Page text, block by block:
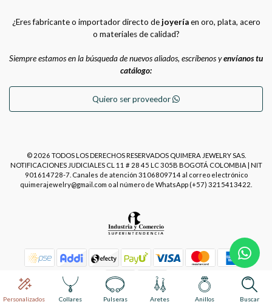
Personalizados Collares Pulseras Aretes Anillos Buscar
¿Eres fabricante o importador directo dejoyeríaen oro, plata, acero
o materiales de calidad?
Siempre estamos en la búsqueda de nuevos aliados, escríbenos yenvíanos tu
catálogo:
Quiero ser proveedor
© 2026 TODOS LOS DERECHOS RESERVADOS QUIMERA JEWELRY SAS.
NOTIFICACIONES JUDICIALES CL 11 # 28 45 LC 305B BOGOTÁ COLOMBIA | NIT
901614728-7. Canales de atención 3106809714 al correo electrónico
quimerajewelry@gmail.com o al número de WhatsApp (+57) 3215413422.
Power by Placecommerce